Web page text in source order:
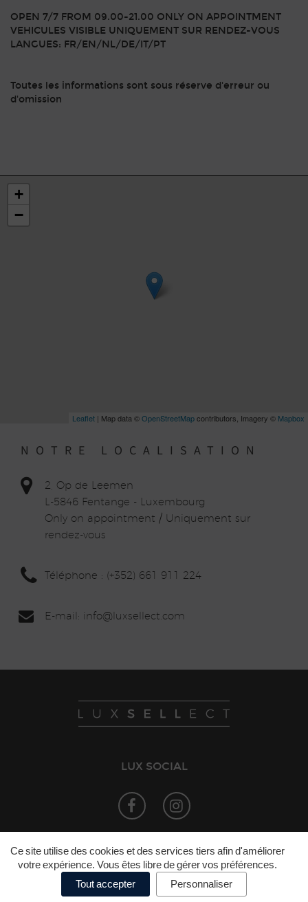
OPEN 7/7 FROM 09.00-21.00 ONLY ON APPOINTMENT
VEHICULES VISIBLE UNIQUEMENT SUR RENDEZ-VOUS
LANGUES: FR/EN/NL/DE/IT/PT
Toutes les informations sont sous réserve d'erreur ou
d'omission
+
−
Leaflet | Map data ©OpenStreetMapcontributors, Imagery © Mapbox
NOTRE LOCALISATION
2, Op de Leemen
L-5846 Fentange - Luxembourg
Only on appointment / Uniquement sur
rendez-vous
Téléphone : (+352) 661 911 224
E-mail: info@luxsellect.com
LUX SOCIAL
©LuxSELLect • Mentions légales •
Politique
de confidentialité
• Politique de cookies •
Préférences de cookies
Ce site utilise des cookies et des services tiers afin d'améliorer
votre expérience. Vous êtes libre de gérer vos préférences.
Tout accepter
Personnaliser